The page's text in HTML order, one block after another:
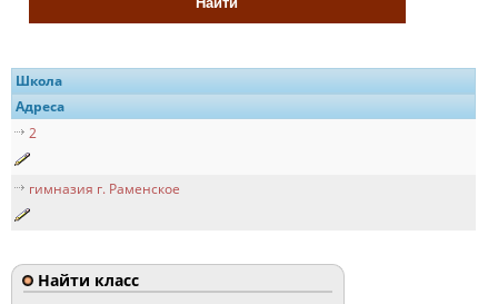
Школа
Адреса
2
гимназия г. Раменское
Найти класс